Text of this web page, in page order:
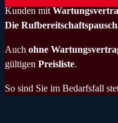
Kunden mit
Die
Auch ohne
gültigen Preisliste.
So sind Sie im Bedarfsfall